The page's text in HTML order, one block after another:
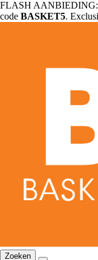
FLASH AANBIEDING:
code BASKET5.
Zoeken